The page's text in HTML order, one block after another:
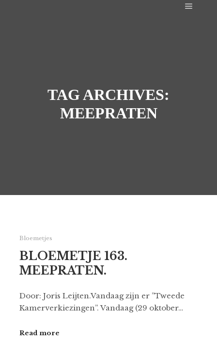
TAG ARCHIVES:
MEEPRATEN
Bloemetjes
BLOEMETJE 163.
MEEPRATEN.
Door: Joris Leijten.Vandaag zijn er ”Tweede
Kamerverkiezingen”. Vandaag (29 oktober…
Read more